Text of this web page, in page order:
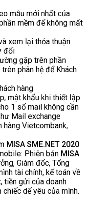
mẫu mới nhất của
mềm để không mất
xem lại thỏa thuận
đổi
gặp trên phần
phân hệ để Khách
hàng
mật khẩu khi thiết lập
1 số mail không cần
Mail exchange
hàng Vietcombank,
MISA SME.NET 2020
Phiên bản MISA
Giám đốc, Tổng
tài chính, kế toán về
tiền gửi của doanh
dế yêu của mình.